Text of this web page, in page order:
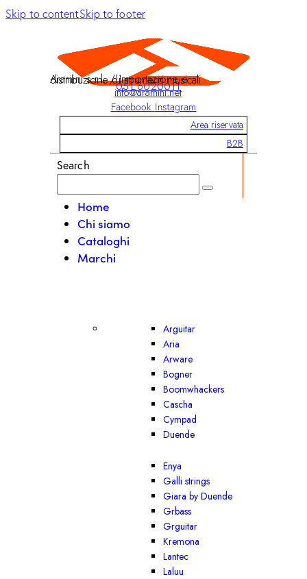
Skip to contentSkip to footer
Aramini s.r.l. / Importazione e distribuzione di strumenti musicali
051 6020011
info@aramini.net
Facebook Instagram
Area riservata
B2B
Search
Home
Chi siamo
Cataloghi
Marchi
Arguitar
Aria
Arware
Bogner
Boomwhackers
Cascha
Cympad
Duende
Enya
Galli strings
Giara by Duende
Grbass
Grguitar
Kremona
Lantec
Laluu